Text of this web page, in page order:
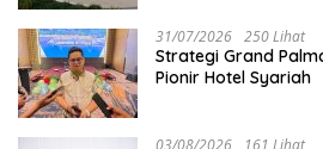
31/07/2026 250 Lihat
Strategi Grand
Pionir Hotel Syariah
03/08/2026 161 Lihat